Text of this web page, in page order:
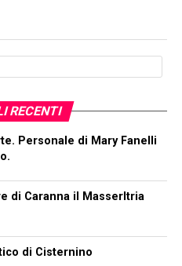
RECENTI
Personale di Mary Fanelli
di Caranna il MasserItria
di Cisternino